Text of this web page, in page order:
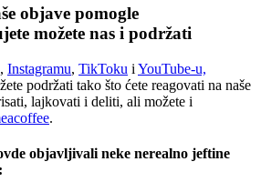
objave pomogle
možete nas i podržati
Instagramu, TikToku i YouTube-u,
podržati tako što ćete reagovati na naše
lajkovati i deliti, ali možete i
.
objavljivali neke nerealno jeftine